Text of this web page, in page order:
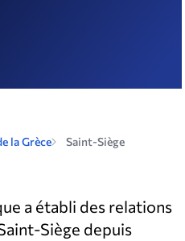
la Grèce Saint-Siège
a établi des relations
Siège depuis